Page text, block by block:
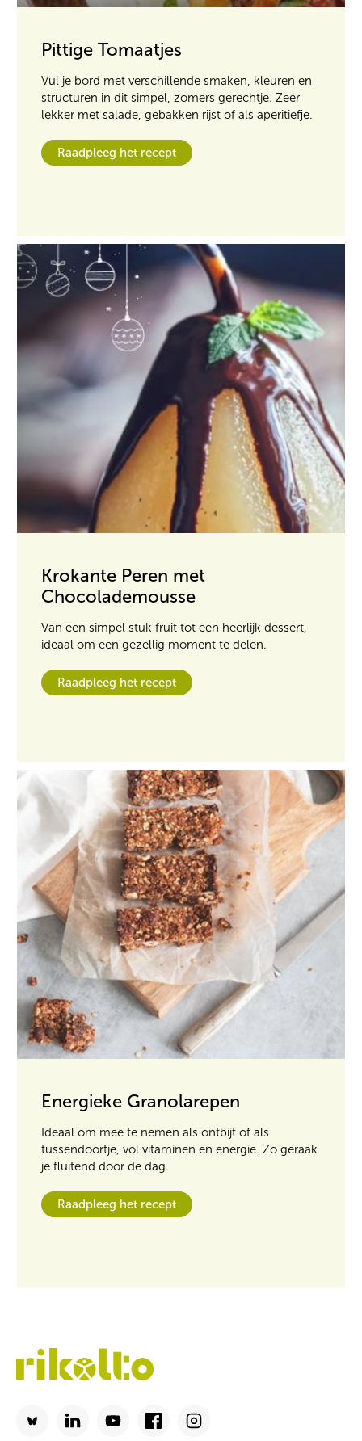
Pittige Tomaatjes
Vul je bord met verschillende smaken, kleuren en
structuren in dit simpel, zomers gerechtje. Zeer
lekker met salade, gebakken rijst of als aperitiefje.
Raadpleeg het recept
Krokante Peren met
Chocolademousse
Van een simpel stuk fruit tot een heerlijk dessert,
ideaal om een gezellig moment te delen.
Raadpleeg het recept
Energieke Granolarepen
Ideaal om mee te nemen als ontbijt of als
tussendoortje, vol vitaminen en energie. Zo geraak
je fluitend door de dag.
Raadpleeg het recept